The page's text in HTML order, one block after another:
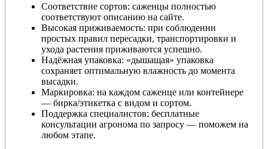
Соответствие сортов: саженцы полностью
соответствуют описанию на сайте.
Высокая приживаемость: при соблюдении
простых правил пересадки, транспортировки и
ухода растения приживаются успешно.
Надёжная упаковка: «дышащая» упаковка
сохраняет оптимальную влажность до момента
высадки.
Маркировка: на каждом саженце или контейнере
— бирка/этикетка с видом и сортом.
Поддержка специалистов: бесплатные
консультации агронома по запросу — поможем на
любом этапе.